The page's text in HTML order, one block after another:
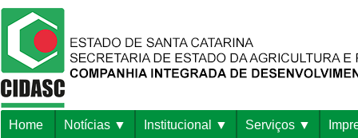
Home Notícias Institucional Serviços